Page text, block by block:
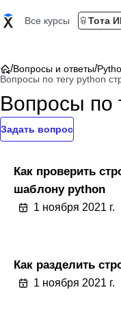
Все курсы Тота
/Вопросы и ответы/
Вопросы по тегу python
Вопросы по
Задать вопрос
Как проверить
шаблону python
1 ноября 2021 г.
Как разделить
1 ноября 2021 г.